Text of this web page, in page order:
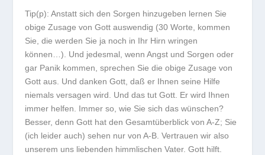
Tip(p): Anstatt sich den Sorgen hinzugeben lernen Sie
obige Zusage von Gott auswendig (30 Worte, kommen
Sie, die werden Sie ja noch in Ihr Hirn wringen
können…). Und jedesmal, wenn Angst und Sorgen oder
gar Panik kommen, sprechen Sie die obige Zusage von
Gott aus. Und danken Gott, daß er Ihnen seine Hilfe
niemals versagen wird. Und das tut Gott. Er wird Ihnen
immer helfen. Immer so, wie Sie sich das wünschen?
Besser, denn Gott hat den Gesamtüberblick von A-Z; Sie
(ich leider auch) sehen nur von A-B. Vertrauen wir also
unserem uns liebenden himmlischen Vater. Gott hilft.